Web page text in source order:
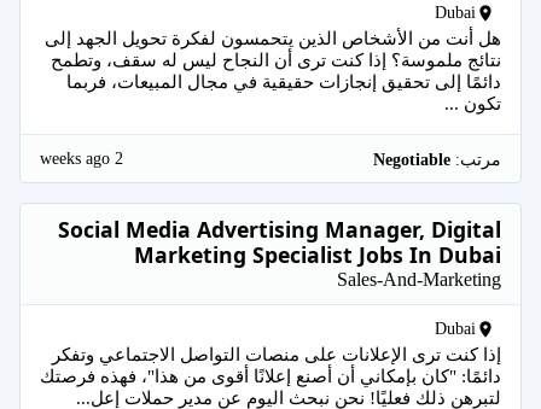
Dubai
هل أنت من الأشخاص الذين يتحمسون لفكرة تحويل الجهد إلى
نتائج ملموسة؟ إذا كنت ترى أن النجاح ليس له سقف، وتطمح
دائمًا إلى تحقيق إنجازات حقيقية في مجال المبيعات، فربما
تكون ...
مرتب: 2 weeks ago
Social Media Advertising Manager, Digital
Marketing Specialist Jobs In Dubai
Sales-And-Marketing
Dubai
إذا كنت ترى الإعلانات على منصات التواصل الاجتماعي وتفكر
دائمًا: "كان بإمكاني أن أصنع إعلانًا أقوى من هذا"، فهذه فرصتك
لتبرهن ذلك فعليًا! نحن نبحث اليوم عن مدير حملات إعل...